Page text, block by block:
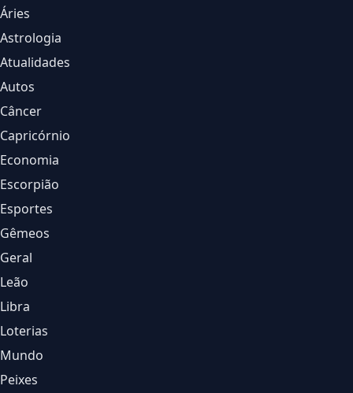
Áries
Astrologia
Atualidades
Autos
Câncer
Capricórnio
Economia
Escorpião
Esportes
Gêmeos
Geral
Leão
Libra
Loterias
Mundo
Peixes